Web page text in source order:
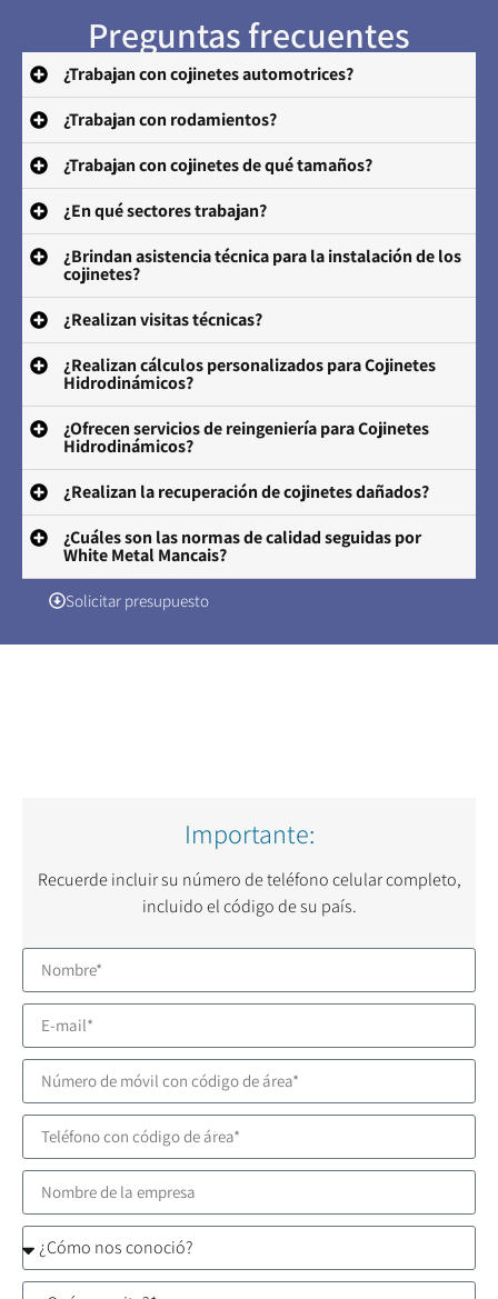
Preguntas frecuentes
¿Trabajan con cojinetes automotrices?
¿Trabajan con rodamientos?
¿Trabajan con cojinetes de qué tamaños?
¿En qué sectores trabajan?
¿Brindan asistencia técnica para la instalación de los
cojinetes?
¿Realizan visitas técnicas?
¿Realizan cálculos personalizados para Cojinetes
Hidrodinámicos?
¿Ofrecen servicios de reingeniería para Cojinetes
Hidrodinámicos?
¿Realizan la recuperación de cojinetes dañados?
¿Cuáles son las normas de calidad seguidas por
White Metal Mancais?
Solicitar presupuesto
Importante:
Recuerde incluir su número de teléfono celular completo,
incluido el código de su país.